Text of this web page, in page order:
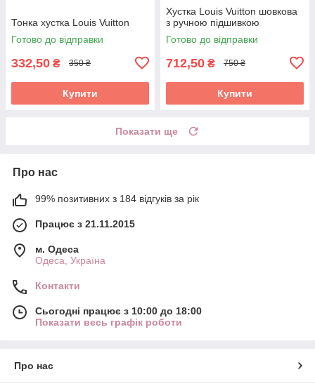
Тонка хустка Louis Vuitton
Готово до відправки
332,50 ₴ 350 ₴
Купити
Хустка Louis Vuitton шовкова
з ручною підшивкою
Готово до відправки
712,50 ₴ 750 ₴
Купити
Показати ще
Про нас
99% позитивних з 184 відгуків за рік
Працює з 21.11.2015
м. Одеса
Одеса, Україна
Контакти
Сьогодні працює з 10:00 до 18:00
Показати весь графік роботи
Про нас